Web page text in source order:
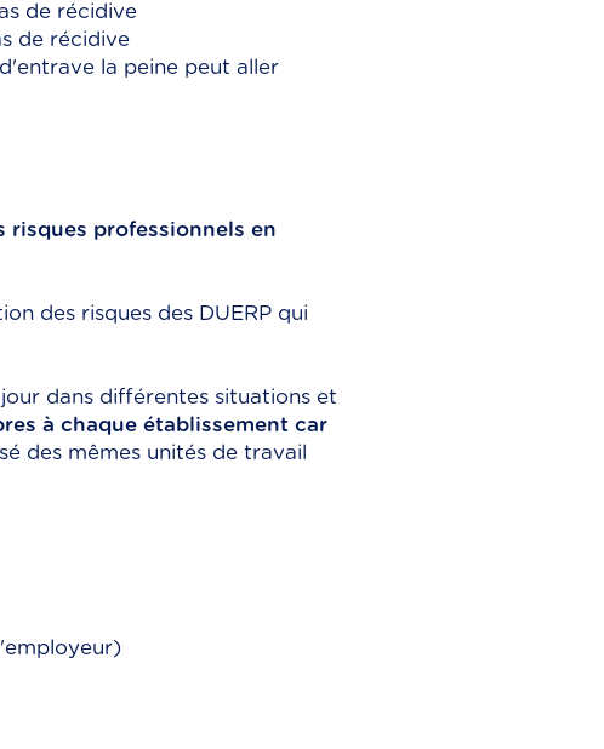
de récidive
de récidive
la peine peut aller
risques professionnels en
des risques des DUERP qui
dans différentes situations et
à chaque établissement car
des mêmes unités de travail